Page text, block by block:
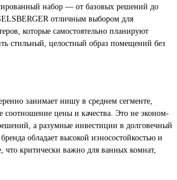
набор — от базовых решений до
отличным выбором для
которые самостоятельно планируют
стильный, целостный образ помещений без
занимает нишу в среднем сегменте,
соотношение цены и качества. Это не эконом-
а разумные инвестиции в долговечный
обладает высокой износостойкостью и
что критически важно для ванных комнат,